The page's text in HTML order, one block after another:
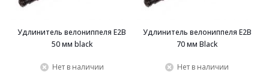
Удлинитель велониппеля E2B
50 мм black
Нет в наличии
Удлинитель велониппеля E2B
70 мм Black
Нет в наличии